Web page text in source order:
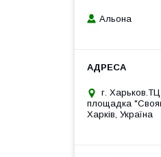
Альона
г.
площадка
Харків, Україна